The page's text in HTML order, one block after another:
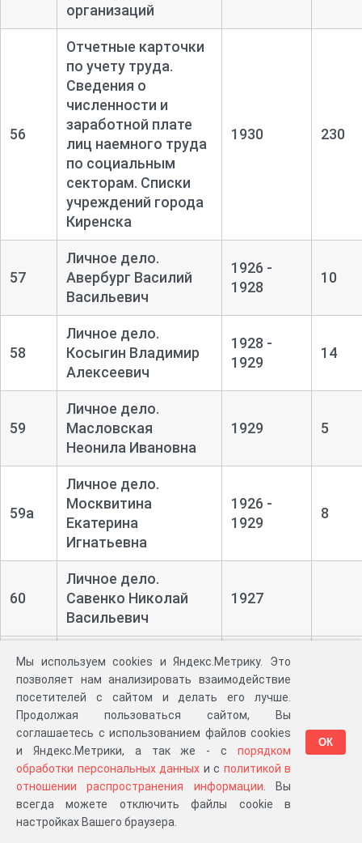
организаций
56
Отчетные карточки
по учету труда.
Сведения о
численности и
заработной плате
лиц наемного труда
по социальным
секторам. Списки
учреждений города
Киренска
1930 230
57
Личное дело.
Авербург Василий
Васильевич
1926 -
1928
10
58
Личное дело.
Косыгин Владимир
Алексеевич
1928 -
1929
14
59
Личное дело.
Масловская
Неонила Ивановна
1929 5
59а
Личное дело.
Москвитина
Екатерина
Игнатьевна
1926 -
1929
8
60
Личное дело.
Савенко Николай
Васильевич
1927
61
Личное дело. Спехин
Х.Г.
1927
62
Личное дело. Седов
Вячеслав Павлович
Внесено 64 из 63 заявленных по
описи единиц хранения
Страница 1 из 1
Опись набрали: Боянивская Надежда.
Мы используем cookies и Яндекс.Метрику. Это
позволяет нам анализировать взаимодействие
посетителей с сайтом и делать его лучше.
Продолжая пользоваться сайтом, Вы
соглашаетесь с использованием файлов cookies
и Яндекс.Метрики, а так же - с порядком
обработки персональных данных и с политикой в
отношении распространения информации . Вы
всегда можете отключить файлы cookie в
настройках Вашего браузера.
ОК